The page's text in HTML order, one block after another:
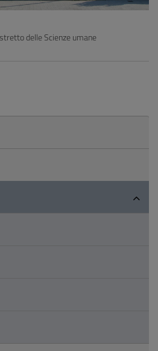
delle Scienze umane